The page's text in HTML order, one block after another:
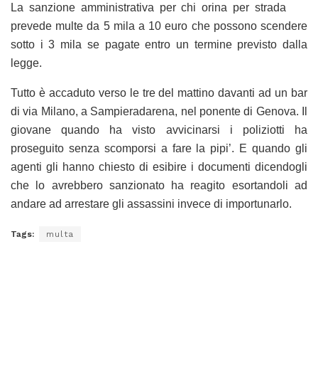
La sanzione amministrativa per chi orina per strada
prevede multe da 5 mila a 10 euro che possono scendere
sotto i 3 mila se pagate entro un termine previsto dalla
legge.
Tutto è accaduto verso le tre del mattino davanti ad un bar
di via Milano, a Sampieradarena, nel ponente di Genova. Il
giovane quando ha visto avvicinarsi i poliziotti ha
proseguito senza scomporsi a fare la pipi’. E quando gli
agenti gli hanno chiesto di esibire i documenti dicendogli
che lo avrebbero sanzionato ha reagito esortandoli ad
andare ad arrestare gli assassini invece di importunarlo.
Tags: multa